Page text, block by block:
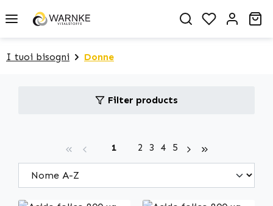
content You have 0
I tuoi bisogni Donne
Filter products
Page
1 Page
2 Page
3 Page
4 Page
5